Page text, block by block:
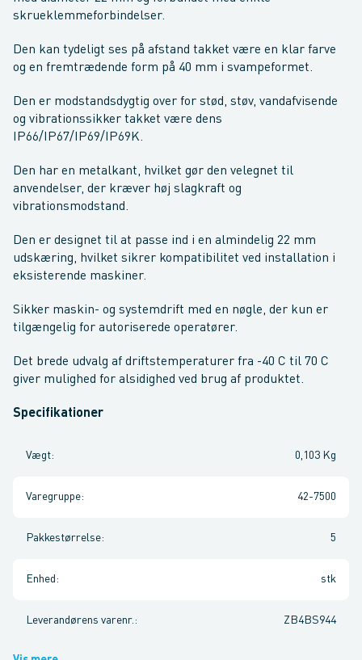
skrueklemmeforbindelser.
Den kan tydeligt ses på afstand takket være en klar farve
og en fremtrædende form på 40 mm i svampeformet.
Den er modstandsdygtig over for stød, støv, vandafvisende
og vibrationssikker takket være dens
IP66/IP67/IP69/IP69K.
Den har en metalkant, hvilket gør den velegnet til
anvendelser, der kræver høj slagkraft og
vibrationsmodstand.
Den er designet til at passe ind i en almindelig 22 mm
udskæring, hvilket sikrer kompatibilitet ved installation i
eksisterende maskiner.
Sikker maskin- og systemdrift med en nøgle, der kun er
tilgængelig for autoriserede operatører.
Det brede udvalg af driftstemperaturer fra -40 C til 70 C
giver mulighed for alsidighed ved brug af produktet.
Specifikationer
Vægt: 0,103 Kg
Varegruppe: 42-7500
Pakkestørrelse: 5
Enhed : stk
Leverandørens varenr. : ZB4BS944